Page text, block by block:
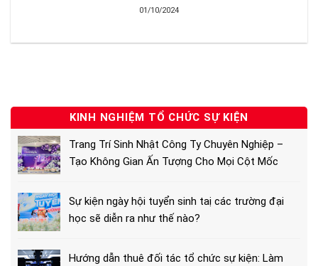
01/10/2024
KINH NGHIỆM TỔ CHỨC SỰ KIỆN
Trang Trí Sinh Nhật Công Ty Chuyên Nghiệp –
Tạo Không Gian Ấn Tượng Cho Mọi Cột Mốc
Sự kiện ngày hội tuyển sinh taị các trường đại
học sẽ diễn ra như thế nào?
Hướng dẫn thuê đối tác tổ chức sự kiện: Làm